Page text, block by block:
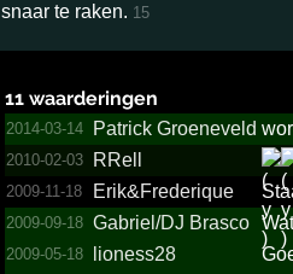
snaar te raken. 15
11 waarderingen
2014-03-14 Patrick Groeneveld
2010-02-03 RRell
2009-11-18 Erik&­Frederique
2009-09-18 Gabriel/­DJ Brasco
2009-05-18 lioness28